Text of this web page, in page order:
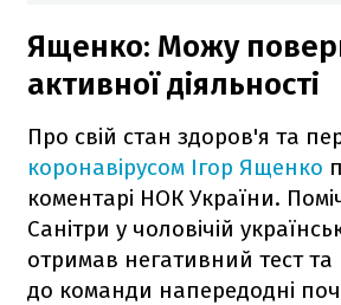
Ященко: Можу
активної діяльності
Про свій стан здоров'я та
коронавірусом Ігор Ященко
коментарі НОК України.
Санітри у чоловічій
отримав негативний тест та
до команди напередодні